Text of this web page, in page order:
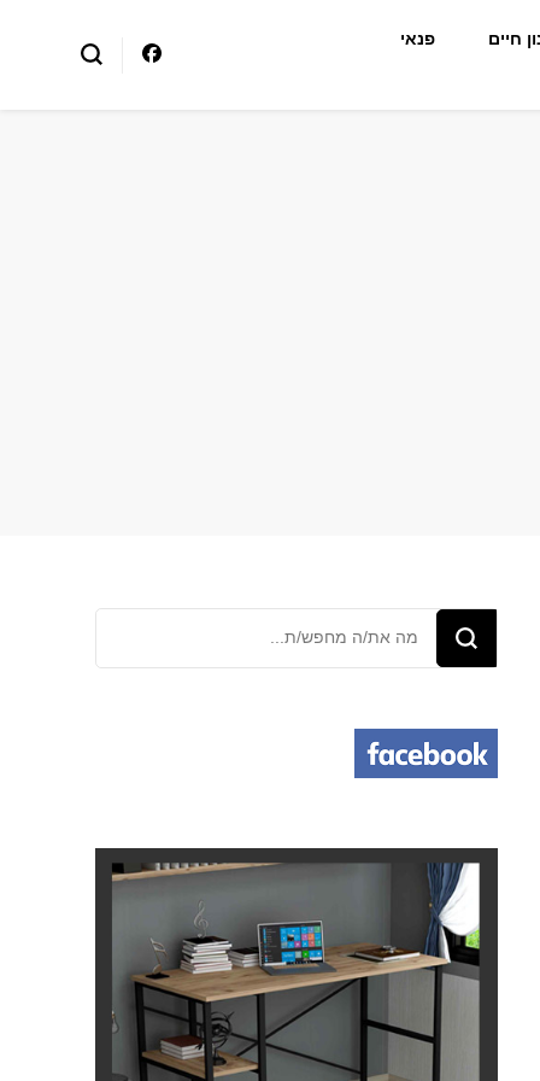
חיים פנאי
מחפש/ת
משהו?